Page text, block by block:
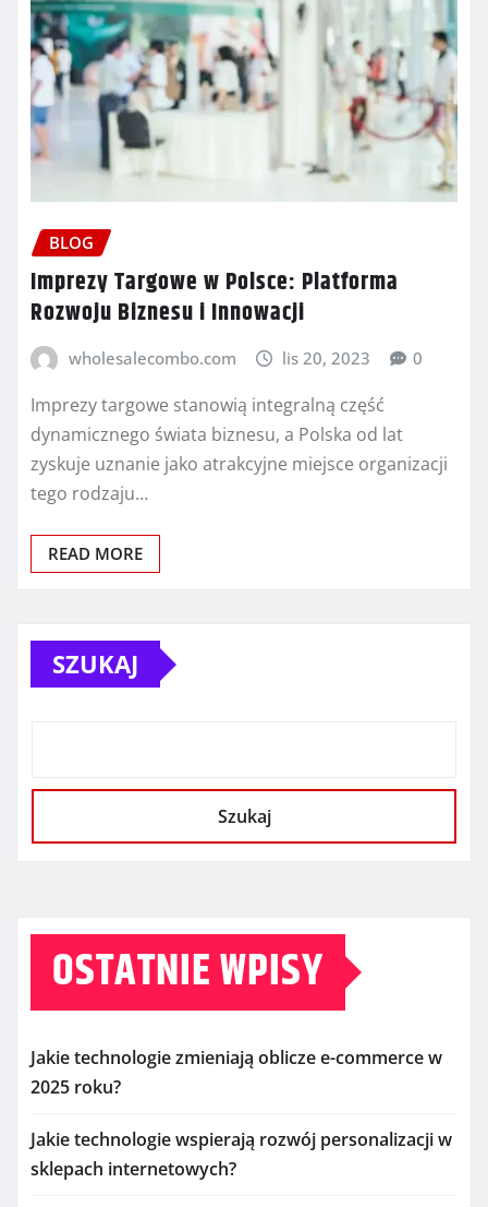
BLOG
Imprezy Targowe w Polsce: Platforma
Rozwoju Biznesu i Innowacji
wholesalecombo.com lis 20, 2023 0
Imprezy targowe stanowią integralną część
dynamicznego świata biznesu, a Polska od lat
zyskuje uznanie jako atrakcyjne miejsce organizacji
tego rodzaju…
READ MORE
SZUKAJ
Szukaj
OSTATNIE WPISY
Jakie technologie zmieniają oblicze e-commerce w
2025 roku?
Jakie technologie wspierają rozwój personalizacji w
sklepach internetowych?